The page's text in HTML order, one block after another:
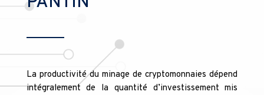
La productivité du minage de cryptomonnaies dépend
intégralement de la quantité d’investissement mis